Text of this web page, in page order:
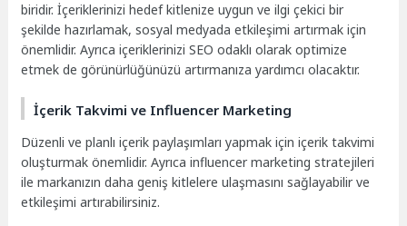
biridir. İçeriklerinizi hedef kitlenize uygun ve ilgi çekici bir
şekilde hazırlamak, sosyal medyada etkileşimi artırmak için
önemlidir. Ayrıca içeriklerinizi SEO odaklı olarak optimize
etmek de görünürlüğünüzü artırmanıza yardımcı olacaktır.
İçerik Takvimi ve Influencer Marketing
Düzenli ve planlı içerik paylaşımları yapmak için içerik takvimi
oluşturmak önemlidir. Ayrıca influencer marketing stratejileri
ile markanızın daha geniş kitlelere ulaşmasını sağlayabilir ve
etkileşimi artırabilirsiniz.